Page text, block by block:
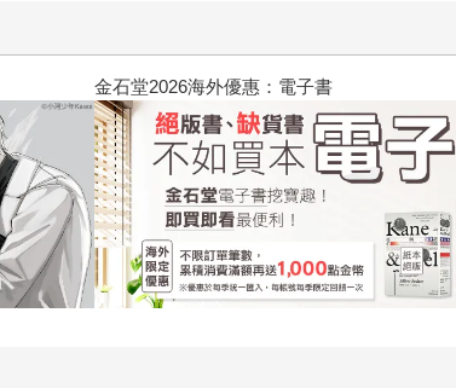
2026金石堂暑假漫博〈你好，我吃一點〉第二波